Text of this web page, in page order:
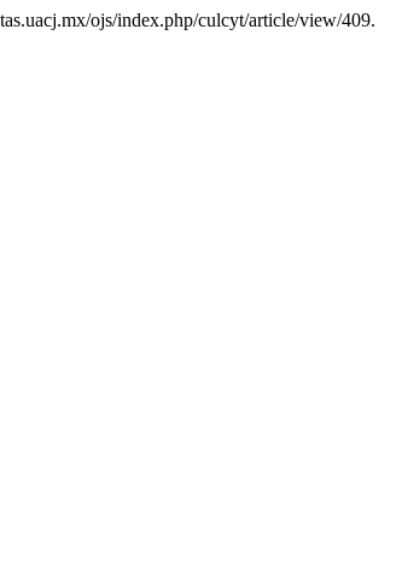
ojs/index.php/culcyt/article/view/409.